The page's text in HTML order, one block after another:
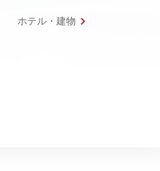
ホテル・建物